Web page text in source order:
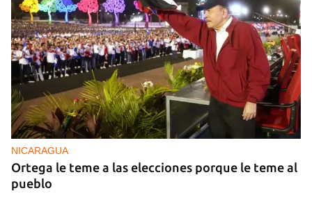
NICARAGUA
Ortega le teme a las elecciones porque le teme al
pueblo